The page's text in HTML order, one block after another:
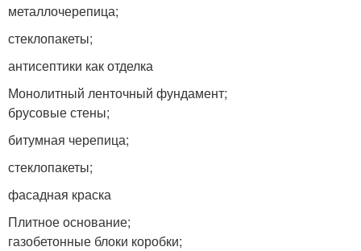
металлочерепица;
стеклопакеты;
антисептики как отделка
Монолитный ленточный фундамент;
брусовые стены;
битумная черепица;
стеклопакеты;
фасадная краска
Плитное основание;
газобетонные блоки коробки;